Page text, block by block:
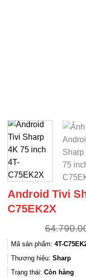
Android Tivi
C75EK2X
Mã sản phẩm: 4T-
Thương hiệu: Sharp
Trạng thái: Còn hàng